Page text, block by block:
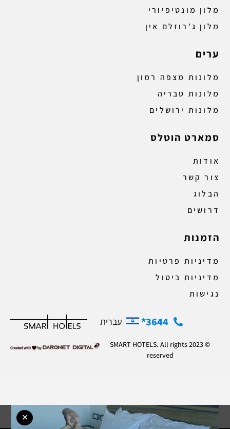
מלון מונטיפיורי
מלון ג'רוזלם אין
ערים
מלונות מצפה רמון
מלונות טבריה
מלונות ירושלים
סמארט הוטלס
אודות
צור קשר
הבלוג
דרושים
הזמנות
מדיניות פרטיות
מדיניות ביטול
נגישות
3644* עברית
© 2023 SMART HOTELS. All rights
reserved
✕